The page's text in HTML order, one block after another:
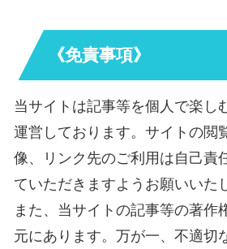
《免責事項》
当サイトは記事等を個人で楽し
運営しております。サイトの閲
像、リンク先のご利用は自己責
ていただきますようお願いいた
また、当サイトの記事等の著作
元にあります。万が一、不適切